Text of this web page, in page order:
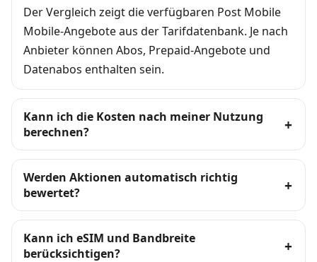
Der Vergleich zeigt die verfügbaren Post Mobile
Mobile-Angebote aus der Tarifdatenbank. Je nach
Anbieter können Abos, Prepaid-Angebote und
Datenabos enthalten sein.
Kann ich die Kosten nach meiner Nutzung
berechnen?
Werden Aktionen automatisch richtig
bewertet?
Kann ich eSIM und Bandbreite
berücksichtigen?